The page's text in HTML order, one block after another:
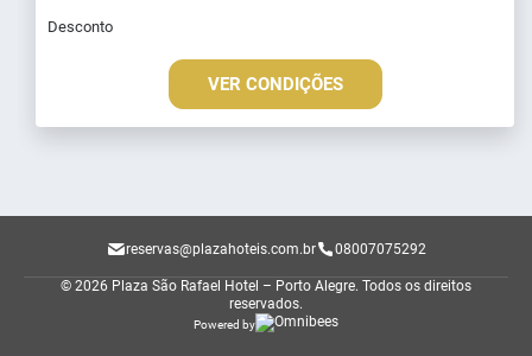
Desconto
VER CONDIÇÕES
reservas@plazahoteis.com.br 08007075292
© 2026 Plaza São Rafael Hotel – Porto Alegre. Todos os direitos
reservados.
Powered by